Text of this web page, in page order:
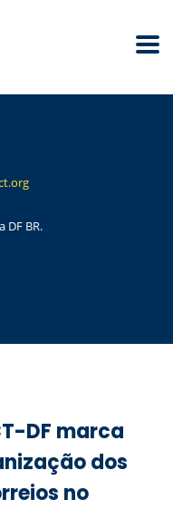
DF BR.
DF marca
dos
no